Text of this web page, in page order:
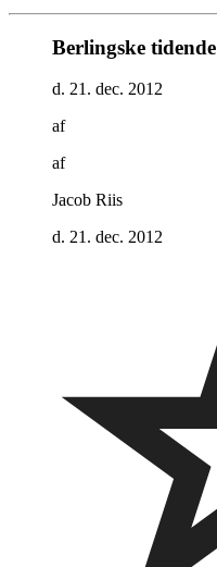
Berlingske tidende
d. 21. dec. 2012
af
af
Jacob Riis
d. 21. dec. 2012